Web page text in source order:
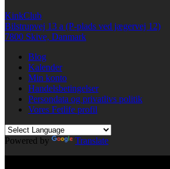
KinkClub
Bilstrupvej 13 a (P-plads ved jægervej 12)
7800 Skive, Danmark
Blog
Kalender
Min konto
Handelsbetingelser
Persondata og privatlivs politik
Vores Fetlife profil
Powered by
Translate